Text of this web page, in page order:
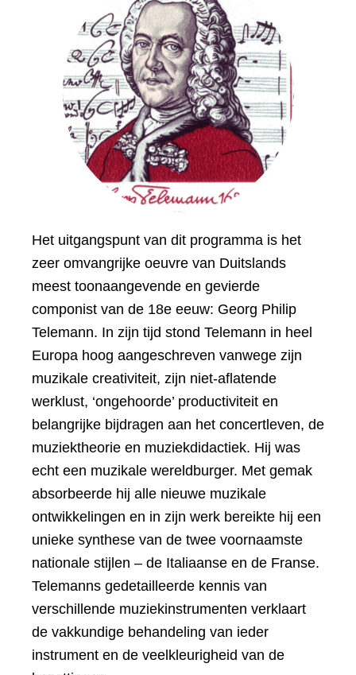
Het uitgangspunt van dit programma is het
zeer omvangrijke oeuvre van Duitslands
meest toonaangevende en gevierde
componist van de 18e eeuw: Georg Philip
Telemann. In zijn tijd stond Telemann in heel
Europa hoog aangeschreven vanwege zijn
muzikale creativiteit, zijn niet-aflatende
werklust, ‘ongehoorde’ productiviteit en
belangrijke bijdragen aan het concertleven, de
muziektheorie en muziekdidactiek. Hij was
echt een muzikale wereldburger. Met gemak
absorbeerde hij alle nieuwe muzikale
ontwikkelingen en in zijn werk bereikte hij een
unieke synthese van de twee voornaamste
nationale stijlen – de Italiaanse en de Franse.
Telemanns gedetailleerde kennis van
verschillende muziekinstrumenten verklaart
de vakkundige behandeling van ieder
instrument en de veelkleurigheid van de